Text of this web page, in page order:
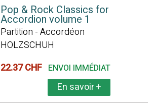
Pop & Rock Classics for
Accordion volume 1
Partition - Accordéon
HOLZSCHUH
22.37 CHF ENVOI IMMÉDIAT
En savoir+